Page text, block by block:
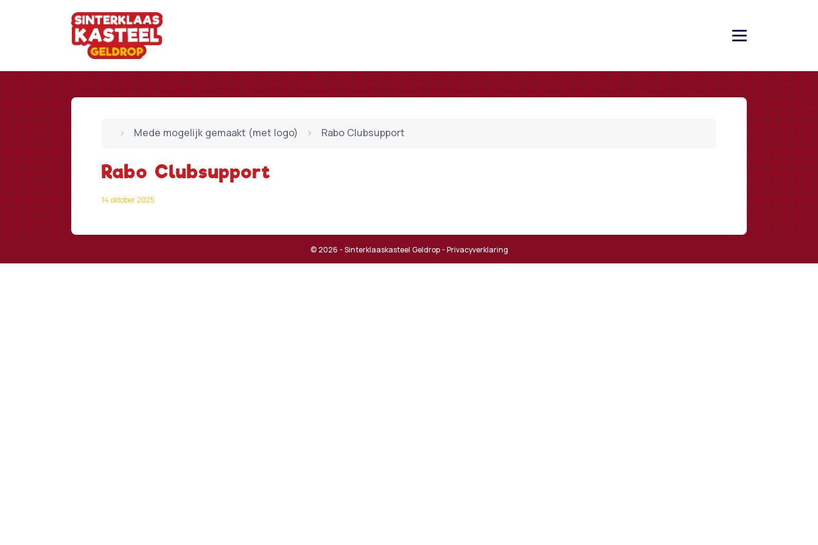
Mede mogelijk gemaakt (met logo) Rabo Clubsupport
Rabo Clubsupport
14 oktober 2025
© 2026 - Sinterklaaskasteel Geldrop -Privacyverklaring